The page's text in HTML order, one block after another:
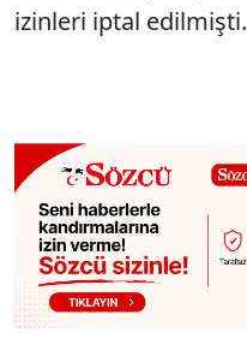
izinleri iptal edilmişti.